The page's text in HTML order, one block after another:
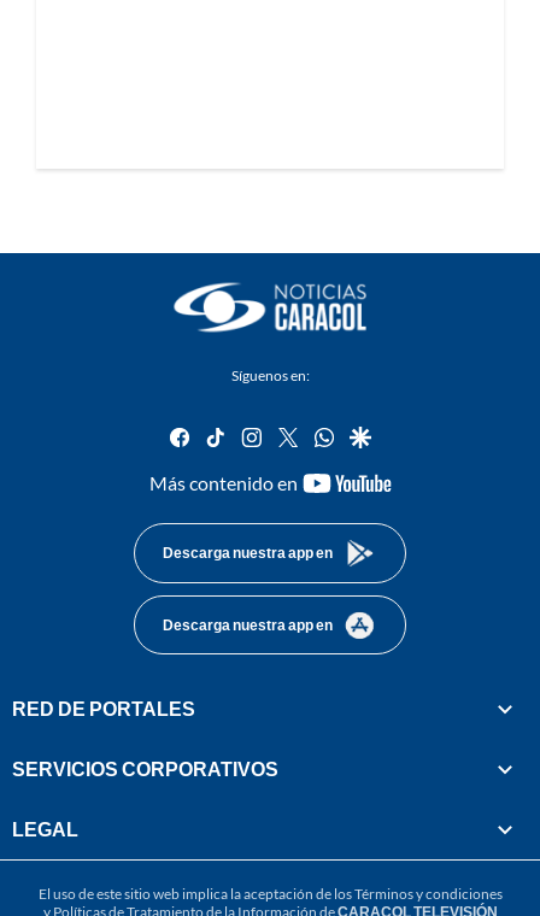
Síguenos en:
facebook
tiktok instagram
twitterwhatsapp
google
Más contenido en
youtube-
Descarga nuestra app en
Descarga nuestra app en
RED DE PORTALES
SERVICIOS CORPORATIVOS
LEGAL
El uso de este sitio web implica la aceptación de losTérminos y condiciones
y Políticas de Tratamiento de la Información deCARACOL TELEVISIÓN